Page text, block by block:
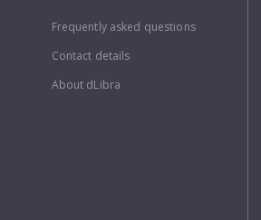
Frequently asked questions
Contact details
About dLibra